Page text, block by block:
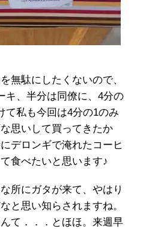
無駄にしたくないので、
キ、半分は同僚に、4分の
て私も今回は4分の1のみ
思いして買ってきたか
デロンギで淹れたコーヒ
食べたいと思います♪
所にガタが来て、やはり
と思い知らされますね。
て．．．とほほ。来週早